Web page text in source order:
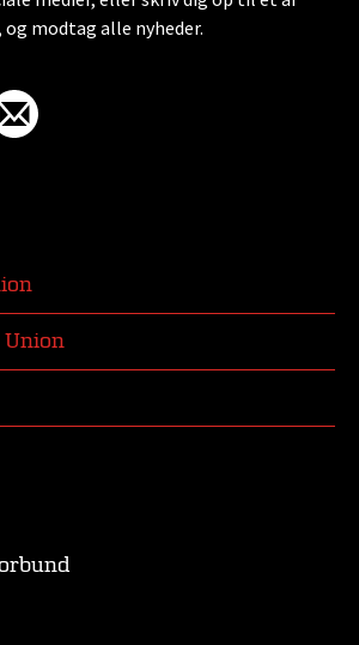
og modtag alle nyheder.
Union